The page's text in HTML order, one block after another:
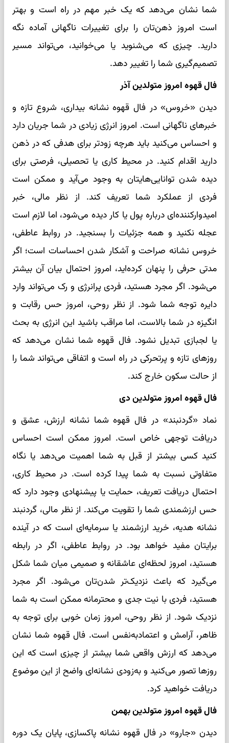
شما نشان می‌دهد که یک خبر مهم در راه است و بهتر
است امروز ذهن‌تان را برای تغییرات ناگهانی آماده نگه
دارید. چیزی که می‌شنوید یا می‌خوانید، می‌تواند مسیر
تصمیم‌گیری شما را تغییر دهد.
فال قهوه امروز متولدین آذر
دیدن «خروس» در فال قهوه نشانه بیداری، شروع تازه و
خبرهای ناگهانی است. امروز انرژی زیادی در شما جریان دارد
و احساس می‌کنید باید هرچه زودتر برای هدفی که در ذهن
دارید اقدام کنید. در محیط کاری یا تحصیلی، فرصتی برای
دیده شدن توانایی‌هایتان به وجود می‌آید و ممکن است
فردی از عملکرد شما تعریف کند. از نظر مالی، خبر
امیدوارکننده‌ای درباره پول یا کار دیده می‌شود، اما لازم است
عجله نکنید و همه جزئیات را بسنجید. در روابط عاطفی،
خروس نشانه صراحت و آشکار شدن احساسات است؛ اگر
مدتی حرفی را پنهان کرده‌اید، امروز احتمال بیان آن بیشتر
می‌شود. اگر مجرد هستید، فردی پرانرژی و رک می‌تواند وارد
دایره توجه شما شود. از نظر روحی، امروز حس رقابت و
انگیزه در شما بالاست، اما مراقب باشید این انرژی به بحث
یا لجبازی تبدیل نشود. فال قهوه شما نشان می‌دهد که
روزهای تازه و پرتحرکی در راه است و اتفاقی می‌تواند شما را
از حالت سکون خارج کند.
فال قهوه امروز متولدین دی
نماد «گردنبند» در فال قهوه شما نشانه ارزش، عشق و
دریافت توجهی خاص است. امروز ممکن است احساس
کنید کسی بیشتر از قبل به شما اهمیت می‌دهد یا نگاه
متفاوتی نسبت به شما پیدا کرده است. در محیط کاری،
احتمال دریافت تعریف، حمایت یا پیشنهادی وجود دارد که
حس ارزشمندی شما را تقویت می‌کند. از نظر مالی، گردنبند
نشانه هدیه، خرید ارزشمند یا سرمایه‌ای است که در آینده
برایتان مفید خواهد بود. در روابط عاطفی، اگر در رابطه
هستید، امروز لحظه‌ای عاشقانه و صمیمی میان شما شکل
می‌گیرد که باعث نزدیک‌تر شدن‌تان می‌شود. اگر مجرد
هستید، فردی با نیت جدی و محترمانه ممکن است به شما
نزدیک شود. از نظر روحی، امروز زمان خوبی برای توجه به
ظاهر، آرامش و اعتمادبه‌نفس است. فال قهوه شما نشان
می‌دهد که ارزش واقعی شما بیشتر از چیزی است که این
روزها تصور می‌کنید و به‌زودی نشانه‌ای واضح از این موضوع
دریافت خواهید کرد.
فال قهوه امروز متولدین بهمن
دیدن «جارو» در فال قهوه نشانه پاکسازی، پایان یک دوره